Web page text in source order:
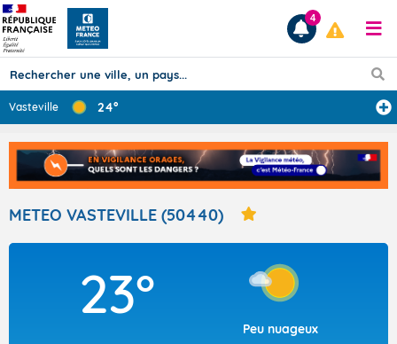
Prévisions
TOUS LES RÉSULTATS
Articles
4
Vasteville 24°
METEO VASTEVILLE (50440)
23°
Peu nuageux